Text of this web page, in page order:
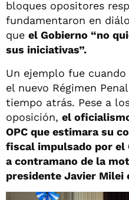
bloques opositores
fundamentaron en
que el Gobierno “no
sus iniciativas”.
Un ejemplo fue
el nuevo Régimen
tiempo atrás. Pese a
oposición, el
OPC que estimara su
fiscal impulsado por el
a contramano de la
presidente Javier Milei